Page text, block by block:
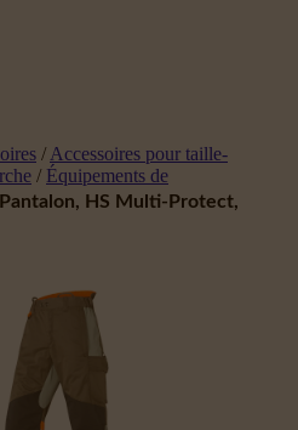
/ Accessoires pour taille-
/ Équipements de
Pantalon, HS Multi-Protect,